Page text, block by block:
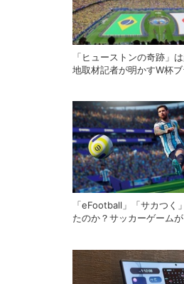
「ヒューストンの奇跡」
地取材記者が明かすW杯ブ
「eFootball」「サカつく
たのか？サッカーゲーム